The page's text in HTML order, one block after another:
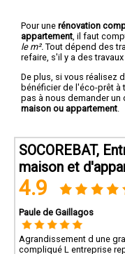
Pour une rénovation
appartement , il faut
le m². Tout dépend des
refaire, s'il y a des
De plus, si vous réalisez
bénéficier de l'éco-prêt à
pas à nous demander un
maison ou appartement
SOCOREBAT,
maison et
4.9
Paule de Gaillagos
Agrandissement d une
compliqué L entreprise